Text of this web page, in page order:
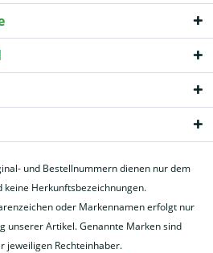
und Bestellnummern dienen nur dem
keine Herkunftsbezeichnungen.
oder Markennamen erfolgt nur
unserer Artikel. Genannte Marken sind
jeweiligen Rechteinhaber.